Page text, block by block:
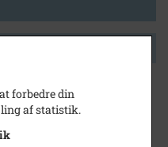
forbedre din
af statistik.